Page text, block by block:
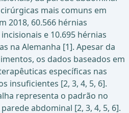
mais comuns em
2018, 60.566 hérnias
e 10.695 hérnias
na Alemanha [1]. Apesar da
os dados baseados em
específicas nas
insuficientes [2, 3, 4, 5, 6].
representa o padrão no
abdominal [2, 3, 4, 5, 6].